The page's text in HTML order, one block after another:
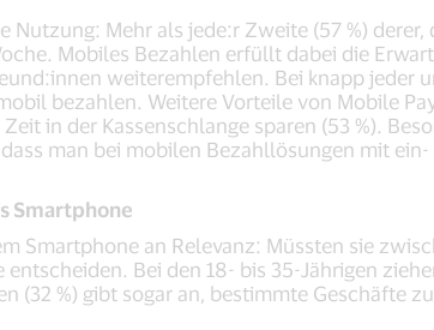
Mehr als jede:r Zweite (57 %)
Mobiles Bezahlen erfüllt dabei die
weiterempfehlen. Bei knapp jeder
bezahlen. Weitere Vorteile von Mobile
in der Kassenschlange sparen (53 %).
man bei mobilen Bezahllösungen mit
Smartphone
Smartphone an Relevanz: Müssten sie
Bei den 18- bis 35-Jährigen
(32 %) gibt sogar an, bestimmte Geschäfte